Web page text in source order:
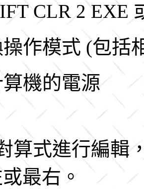
CLR 2 EXE
作模式 (包括
機的電源
算式進行編輯
或最右。